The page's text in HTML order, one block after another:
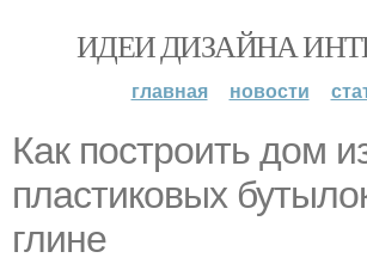
ИДЕИ ДИЗАЙНА
главная новости
Как построить дом
пластиковых
глине